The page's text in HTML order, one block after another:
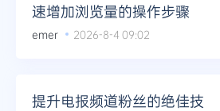
速增加浏览量的操作步骤
emer 2026-8-4 09:02
提升电报频道粉丝的绝佳技